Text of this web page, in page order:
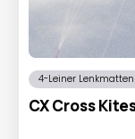
4-Leiner Lenkmatten
CX Cross